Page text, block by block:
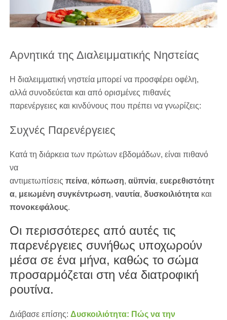
Αρνητικά της Διαλειμματικής Νηστείας
Η διαλειμματική νηστεία μπορεί να προσφέρει οφέλη,
αλλά συνοδεύεται και από ορισμένες πιθανές
παρενέργειες και κινδύνους που πρέπει να γνωρίζεις:
Συχνές Παρενέργειες
Κατά τη διάρκεια των πρώτων εβδομάδων, είναι πιθανό
να
αντιμετωπίσεις πείνα, κόπωση, αϋπνία, ευερεθιστότητ
α, μειωμένη συγκέντρωση, ναυτία, δυσκοιλιότητακαι
πονοκεφάλους.
Οι περισσότερες από αυτές τις
παρενέργειες συνήθως υποχωρούν
μέσα σε ένα μήνα, καθώς το σώμα
προσαρμόζεται στη νέα διατροφική
ρουτίνα.
Διάβασε επίσης: Δυσκοιλιότητα: Πώς να την